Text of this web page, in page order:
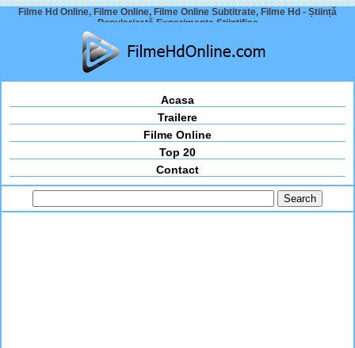
Filme Hd Online, Filme Online, Filme Online Subtitrate, Filme Hd - Știință
Popularizată Experimente Științifice
Acasa
Trailere
Filme Online
Top 20
Contact